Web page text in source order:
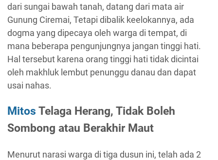
dari sungai bawah tanah, datang dari mata air
Gunung Ciremai, Tetapi dibalik keelokannya, ada
dogma yang dipecaya oleh warga di tempat, di
mana beberapa pengunjungnya jangan tinggi hati.
Hal tersebut karena orang tinggi hati tidak dicintai
oleh makhluk lembut penunggu danau dan dapat
usai nahas.
Mitos Telaga Herang, Tidak Boleh
Sombong atau Berakhir Maut
Menurut narasi warga di tiga dusun ini, telah ada 2